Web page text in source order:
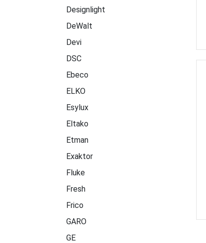
Designlight
DeWalt
Devi
DSC
Ebeco
ELKO
Esylux
Eltako
Etman
Exaktor
Fluke
Fresh
Frico
GARO
GE